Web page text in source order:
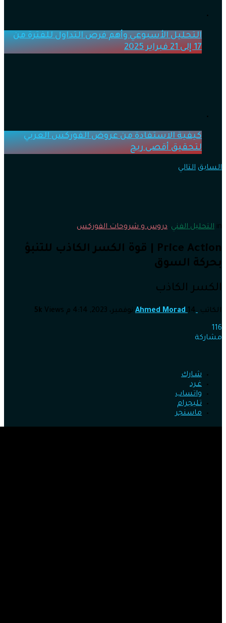
التحليل الأسبوعي وأهم فرص التداول للفترة من
17 إلى 21 فبراير 2025
كيفية الاستفادة من عروض الفوركس العربي
لتحقيق أقصى ربح
السابق التالي
in التحليل الفني دروس و شروحات الفوركس
Price Action | قوة الكسر الكاذب للتنبؤ
بحركة السوق
الكسر الكاذب
الكاتب Ahmed Morad 14 نوفمبر، 2023, 4:14 م 5k Views
116
مشاركة
شـارك
غـرد
واتساب
تليجرام
ماسنجر